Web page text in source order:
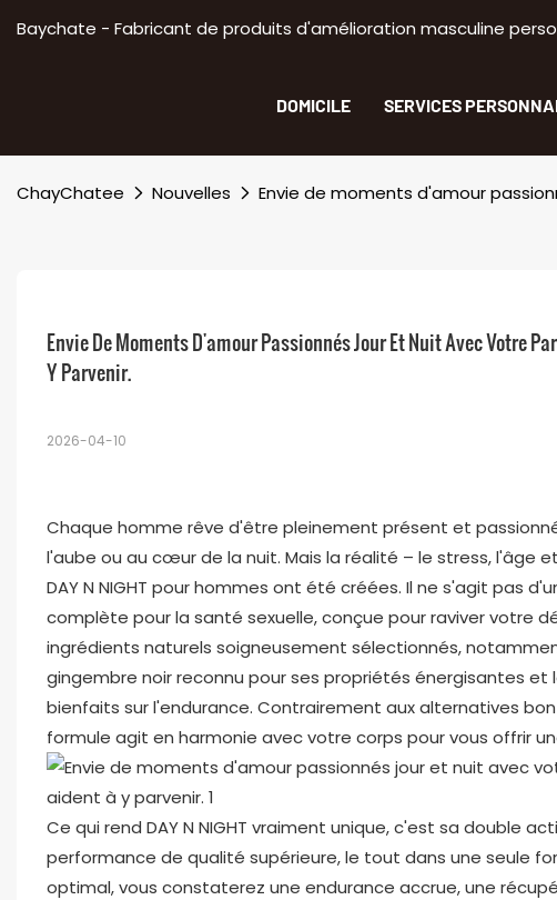
Baychate - Fabricant de produits d'amélioration masculine
DOMICILE SERVICES
ChayChatee Nouvelles Envie de moments d'amour
Envie De Moments D'amour Passionnés Jour Et Nuit Avec Votre
Y Parvenir.
2026-04-10
Chaque homme rêve d'être pleinement présent et
l'aube ou au cœur de la nuit. Mais la réalité – le stress, l'âge
DAY N NIGHT pour hommes ont été créées. Il ne s'agit pas
complète pour la santé sexuelle, conçue pour raviver votre
ingrédients naturels soigneusement sélectionnés,
gingembre noir reconnu pour ses propriétés énergisantes
bienfaits sur l'endurance. Contrairement aux alternatives
formule agit en harmonie avec votre corps pour vous offrir
Ce qui rend DAY N NIGHT vraiment unique, c'est sa double
performance de qualité supérieure, le tout dans une seule
optimal, vous constaterez une endurance accrue, une